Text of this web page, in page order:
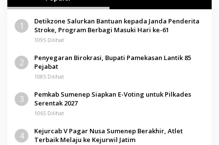
1
Detikzone Salurkan Bantuan kepada Janda Penderita
Stroke, Program Berbagi Masuki Hari ke-61
1095 Dilihat
2
Penyegaran Birokrasi, Bupati Pamekasan Lantik 85
Pejabat
1085 Dilihat
3
Pemkab Sumenep Siapkan E-Voting untuk Pilkades
Serentak 2027
1065 Dilihat
4
Kejurcab V Pagar Nusa Sumenep Berakhir, Atlet
Terbaik Melaju ke Kejurwil Jatim